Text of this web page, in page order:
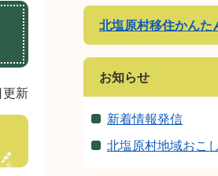
新
北塩原村移住かんた
お知らせ
新着情報発信
北塩原村地域おこ